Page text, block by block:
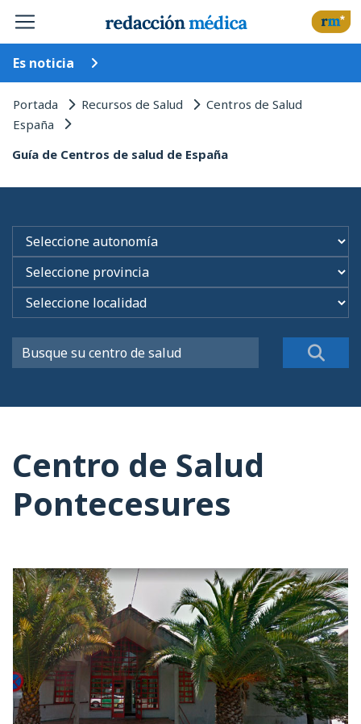
Es noticia
Portada Recursos de Salud Centros de Salud
España
Guía de Centros de salud de España
Centro de Salud
Pontecesures